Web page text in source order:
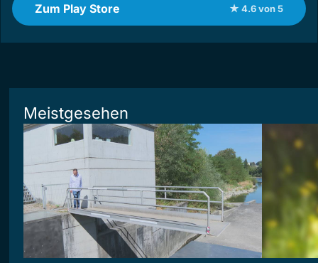
Zum Play Store ★ 4.6 von 5
Meistgesehen